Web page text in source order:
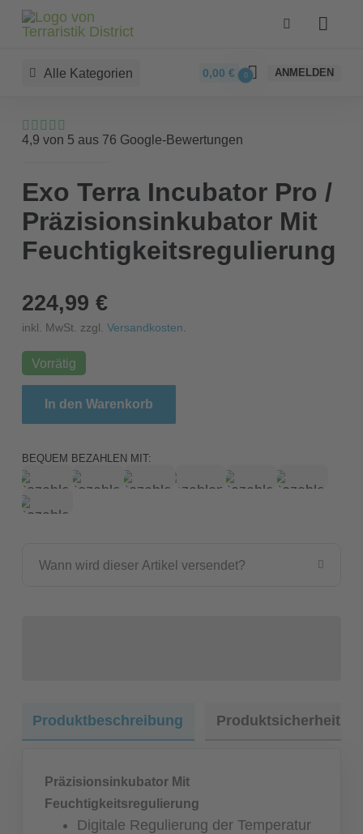
Alle Kategorien 0,00€ 0 ANMELDEN
4,9 von 5 aus 76 Google-Bewertungen
Exo Terra Incubator Pro /
Präzisionsinkubator Mit
Feuchtigkeitsregulierung
224,99 €
inkl. MwSt. zzgl. Versandkosten
Vorrätig
Exo Terra Incubator Pro / Präzisionsinkubator Mit
In den Warenkorb
BEQUEM BEZAHLEN MIT:
Wann wird dieser Artikel versendet?
Produktbeschreibung Produktsicherheit
Präzisionsinkubator Mit
Feuchtigkeitsregulierung
Digitale Regulierung der Temperatur